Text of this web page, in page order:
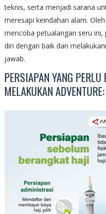
teknis, serta menjadi sarana
meresapi keindahan alam.
mencoba petualangan seru
diri dengan baik dan
jawab.
PERSIAPAN YANG
MELAKUKAN